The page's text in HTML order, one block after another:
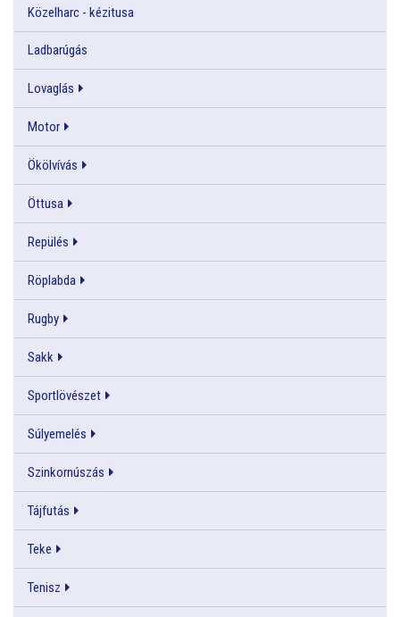
Közelharc - kézitusa
Ladbarúgás
Lovaglás
Motor
Ökölvívás
Öttusa
Repülés
Röplabda
Rugby
Sakk
Sportlövészet
Súlyemelés
Szinkornúszás
Tájfutás
Teke
Tenisz